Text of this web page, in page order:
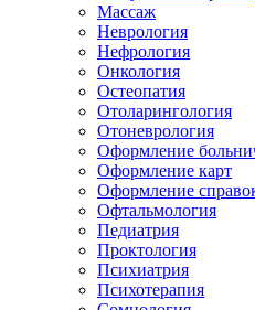
Массаж
Неврология
Нефрология
Онкология
Остеопатия
Отоларингология
Отоневрология
Оформление
Оформление карт
Оформление
Офтальмология
Педиатрия
Проктология
Психиатрия
Психотерапия